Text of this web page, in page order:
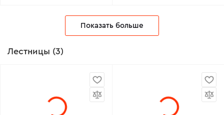
Показать больше
Лестницы (3)